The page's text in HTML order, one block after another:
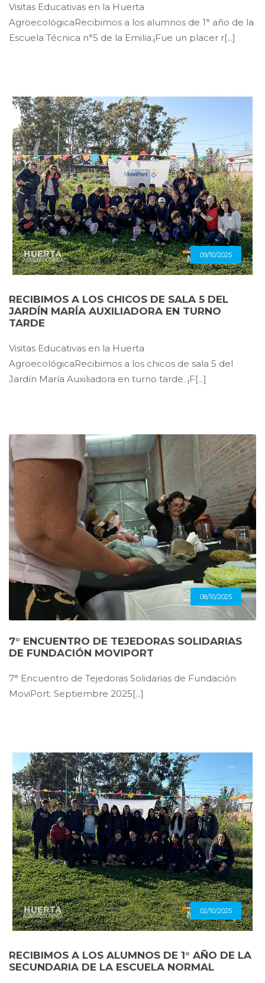
Visitas Educativas en la Huerta
AgroecológicaRecibimos a los alumnos de 1° año de la
Escuela Técnica n°5 de la Emilia.¡Fue un placer r[...]
09/10/2025
RECIBIMOS A LOS CHICOS DE SALA 5 DEL
JARDÍN MARÍA AUXILIADORA EN TURNO
TARDE
Visitas Educativas en la Huerta
AgroecológicaRecibimos a los chicos de sala 5 del
Jardín María Auxiliadora en turno tarde. ¡F[...]
08/10/2025
7° ENCUENTRO DE TEJEDORAS SOLIDARIAS
DE FUNDACIÓN MOVIPORT
7° Encuentro de Tejedoras Solidarias de Fundación
MoviPort. Septiembre 2025[...]
02/10/2025
RECIBIMOS A LOS ALUMNOS DE 1° AÑO DE LA
SECUNDARIA DE LA ESCUELA NORMAL